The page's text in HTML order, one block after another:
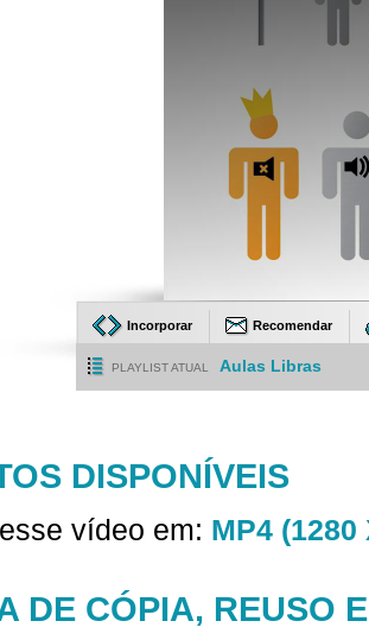
Incorporar Recomendar
PLAYLIST ATUAL Aulas Libras
DISPONÍVEIS
vídeo em: MP4 (1280
DE CÓPIA, REUSO